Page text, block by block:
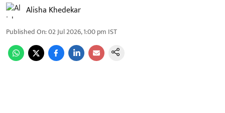
Alisha Khedekar
Published On:02 Jul 2026, 1:00 pm IST